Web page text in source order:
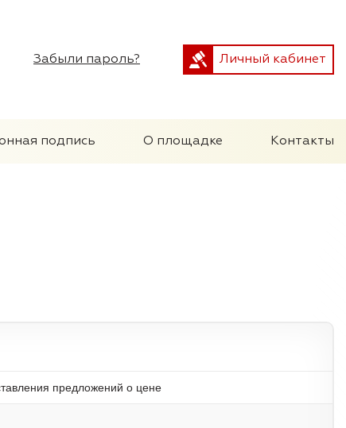
Забыли пароль? Личный кабинет
подпись О площадке Контакты
предложений о цене